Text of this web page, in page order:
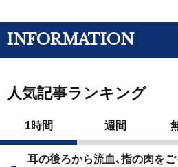
INFORMATION
人気記事ランキング
1時間 週間
耳の後ろから流血､指の肉を